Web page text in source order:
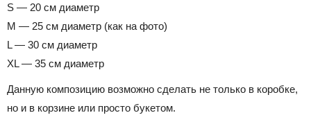
S — 20 см диаметр
M — 25 см диаметр (как на фото)
L — 30 см диаметр
XL — 35 см диаметр
Данную композицию возможно сделать не только в коробке,
но и в корзине или просто букетом.